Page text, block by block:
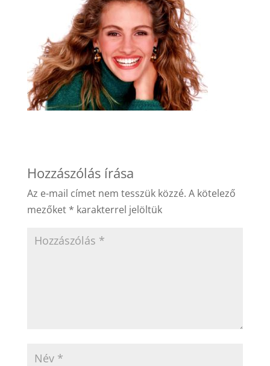
Hozzászólás írása
Az e-mail címet nem tesszük közzé. A kötelező
mezőket * karakterrel jelöltük